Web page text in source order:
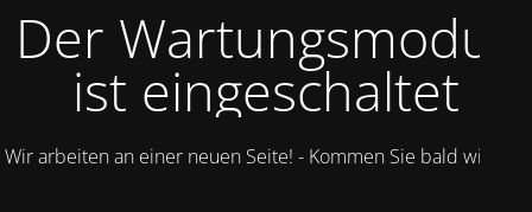
Der Wartungsmodus
ist eingeschaltet
Wir arbeiten an einer neuen Seite! - Kommen Sie bald wieder.